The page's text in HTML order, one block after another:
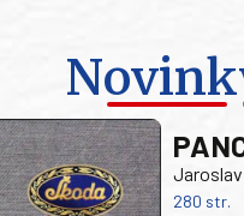
280 str.